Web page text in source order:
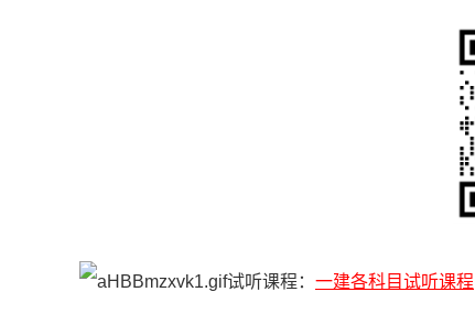
试听课程： 一建各科目试听课程